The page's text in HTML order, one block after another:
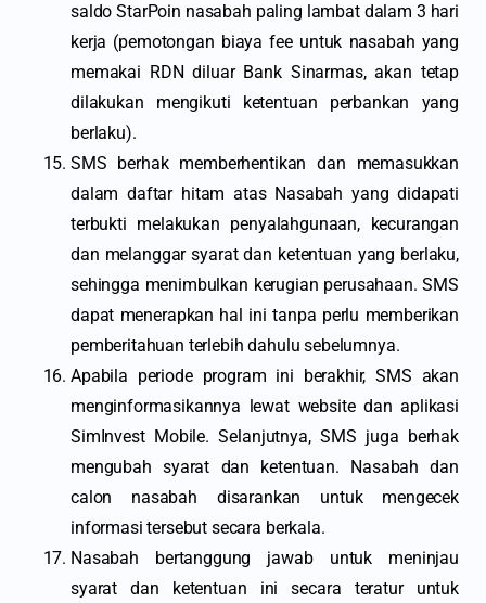
saldo StarPoin nasabah paling lambat dalam 3 hari
kerja (pemotongan biaya fee untuk nasabah yang
memakai RDN diluar Bank Sinarmas, akan tetap
dilakukan mengikuti ketentuan perbankan yang
berlaku).
SMS berhak memberhentikan dan memasukkan
dalam daftar hitam atas Nasabah yang didapati
terbukti melakukan penyalahgunaan, kecurangan
dan melanggar syarat dan ketentuan yang berlaku,
sehingga menimbulkan kerugian perusahaan. SMS
dapat menerapkan hal ini tanpa perlu memberikan
pemberitahuan terlebih dahulu sebelumnya.
Apabila periode program ini berakhir, SMS akan
menginformasikannya lewat website dan aplikasi
SimInvest Mobile. Selanjutnya, SMS juga berhak
mengubah syarat dan ketentuan. Nasabah dan
calon nasabah disarankan untuk mengecek
informasi tersebut secara berkala.
Nasabah bertanggung jawab untuk meninjau
syarat dan ketentuan ini secara teratur untuk